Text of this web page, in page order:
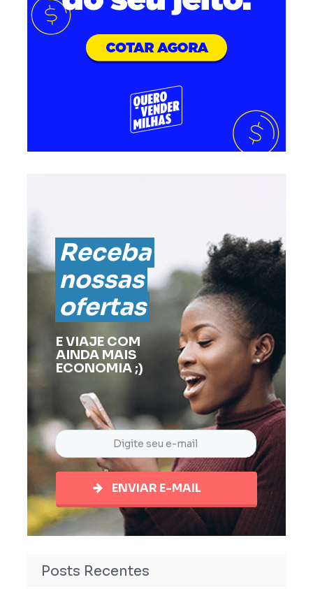
Receba
nossas
ofertas
E VIAJE COM
AINDA MAIS
ECONOMIA ;)
ENVIAR E-MAIL
Posts Recentes